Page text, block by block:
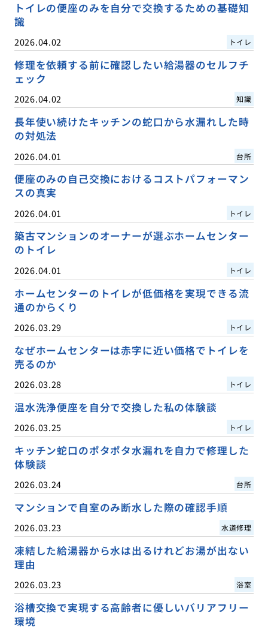
トイレの便座のみを自分で交換するための基礎知
識
2026.04.02 トイレ
修理を依頼する前に確認したい給湯器のセルフチ
ェック
2026.04.02 知識
長年使い続けたキッチンの蛇口から水漏れした時
の対処法
2026.04.01 台所
便座のみの自己交換におけるコストパフォーマン
スの真実
2026.04.01 トイレ
築古マンションのオーナーが選ぶホームセンター
のトイレ
2026.04.01 トイレ
ホームセンターのトイレが低価格を実現できる流
通のからくり
2026.03.29 トイレ
なぜホームセンターは赤字に近い価格でトイレを
売るのか
2026.03.28 トイレ
温水洗浄便座を自分で交換した私の体験談
2026.03.25 トイレ
キッチン蛇口のポタポタ水漏れを自力で修理した
体験談
2026.03.24 台所
マンションで自室のみ断水した際の確認手順
2026.03.23 水道修理
凍結した給湯器から水は出るけれどお湯が出ない
理由
2026.03.23 浴室
浴槽交換で実現する高齢者に優しいバリアフリー
環境